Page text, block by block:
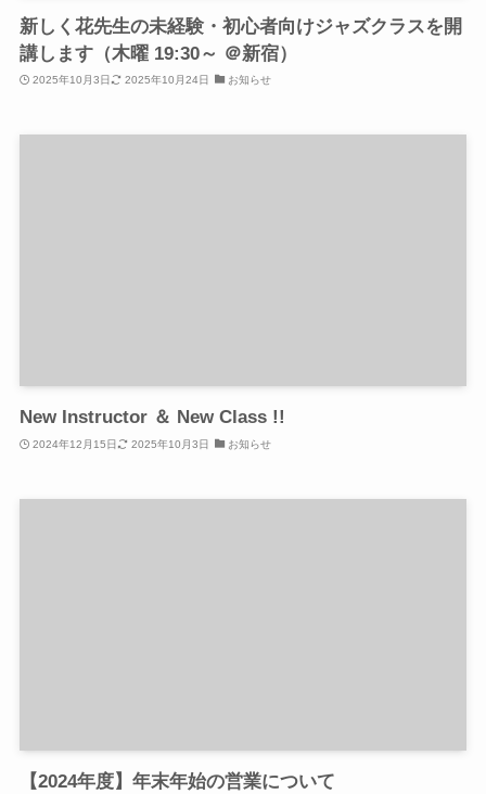
新しく花先生の未経験・初心者向けジャズクラスを開
講します（木曜 19:30～ ＠新宿）
2025年10月3日 2025年10月24日 お知らせ
New Instructor ＆ New Class !!
2024年12月15日 2025年10月3日 お知らせ
【2024年度】年末年始の営業について